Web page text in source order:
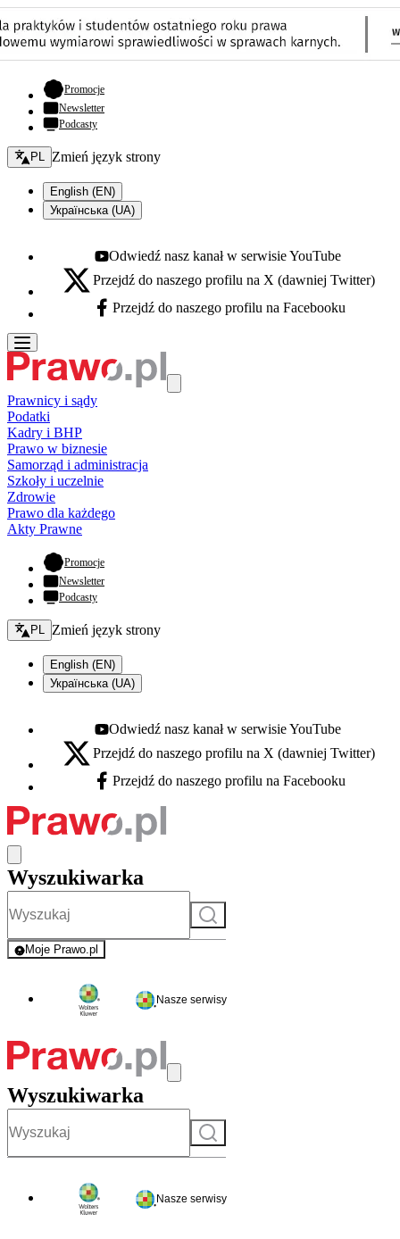
Promocje- otwiera się w nowej karcie
Newsletter
Podcasty
Zmień język - bieżący:
PL Zmień język strony
English (EN)
Українська (UA)
Youtube - otwiera się w nowej karcie
Odwiedź nasz kanał w serwisie YouTube
X - otwiera się w nowej karcie
Przejdź do naszego profilu na X (dawniej Twitter)
Facebook - otwiera się w nowej karcie
Przejdź do naszego profilu na Facebooku
Prawnicy i sądy
Podatki
Kadry i BHP
Prawo w biznesie
Samorząd i administracja
Szkoły i uczelnie
Zdrowie
Prawo dla każdego
Akty Prawne
Promocje- otwiera się w nowej karcie
Newsletter
Podcasty
Zmień język - bieżący:
PL Zmień język strony
English (EN)
Українська (UA)
Youtube - otwiera się w nowej karcie
Odwiedź nasz kanał w serwisie YouTube
X - otwiera się w nowej karcie
Przejdź do naszego profilu na X (dawniej Twitter)
Facebook - otwiera się w nowej karcie
Przejdź do naszego profilu na Facebooku
Wyszukiwarka
Szukaj
Moje Prawo.pl
- rejestracja i logowanie do serwisu
Nasze serwisy
Wyszukiwarka
Szukaj
Nasze serwisy